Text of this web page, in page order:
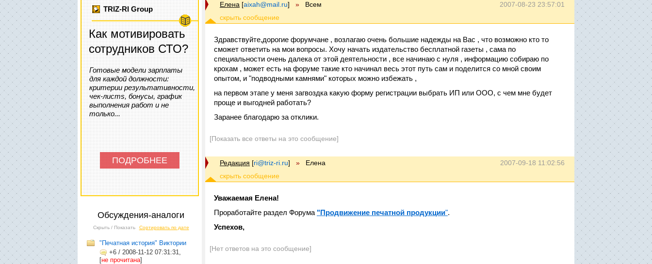
TRIZ-RI Group
Как мотивировать
сотрудников СТО?
Готовые модели зарплаты
для каждой должности:
критерии результативности,
чек-листs, бонусы, график
выполнения работ и не
только...
ПОДРОБНЕЕ
Обсуждения-аналоги
Скрыть / Показать Сортировать по дате
"Печатная история" Виктории
+6 / 2008-11-12 07:31:31,
[не прочитана]
2007-08-23 23:57:01
Елена [aixah@mail.ru] » Всем
Здравствуйте,дорогие форумчане , возлагаю очень большие надежды на Вас , что возможно кто то
сможет ответить на мои вопросы. Хочу начать издательство бесплатной газеты , сама по
специальности очень далека от этой деятельности , все начинаю с нуля , информацию собираю по
крохам , может есть на форуме такие кто начинал весь этот путь сам и поделится со мной своим
опытом, и "подводными камнями" которых можно избежать ,
на первом этапе у меня загвоздка какую форму регистрации выбрать ИП или ООО, с чем мне будет
проще и выгодней работать?
Заранее благодарю за отклики.
[Показать все ответы на это сообщение]
2007-09-18 11:02:56
Редакция [ri@triz-ri.ru] » Елена
Уважаемая Елена!
Проработайте раздел Форума "Продвижение печатной продукции".
Успехов,
[Нет ответов на это сообщение]